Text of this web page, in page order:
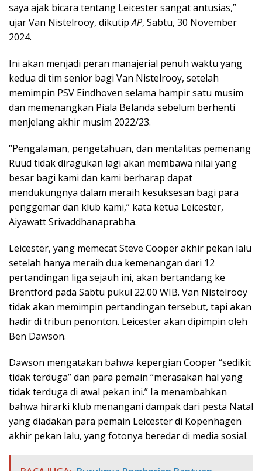
saya ajak bicara tentang Leicester sangat antusias,”
ujar Van Nistelrooy, dikutipAP, Sabtu, 30 November
2024.
Ini akan menjadi peran manajerial penuh waktu yang
kedua di tim senior bagi Van Nistelrooy, setelah
memimpin PSV Eindhoven selama hampir satu musim
dan memenangkan Piala Belanda sebelum berhenti
menjelang akhir musim 2022/23.
“Pengalaman, pengetahuan, dan mentalitas pemenang
Ruud tidak diragukan lagi akan membawa nilai yang
besar bagi kami dan kami berharap dapat
mendukungnya dalam meraih kesuksesan bagi para
penggemar dan klub kami,” kata ketua Leicester,
Aiyawatt Srivaddhanaprabha.
Leicester, yang memecat Steve Cooper akhir pekan lalu
setelah hanya meraih dua kemenangan dari 12
pertandingan liga sejauh ini, akan bertandang ke
Brentford pada Sabtu pukul 22.00 WIB. Van Nistelrooy
tidak akan memimpin pertandingan tersebut, tapi akan
hadir di tribun penonton. Leicester akan dipimpin oleh
Ben Dawson.
Dawson mengatakan bahwa kepergian Cooper “sedikit
tidak terduga” dan para pemain “merasakan hal yang
tidak terduga di awal pekan ini.” Ia menambahkan
bahwa hirarki klub menangani dampak dari pesta Natal
yang diadakan para pemain Leicester di Kopenhagen
akhir pekan lalu, yang fotonya beredar di media sosial.